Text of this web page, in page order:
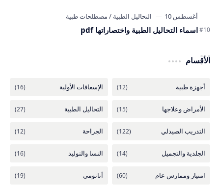
اسماء التحاليل الطبية واختصاراتها pdf
الأقسام